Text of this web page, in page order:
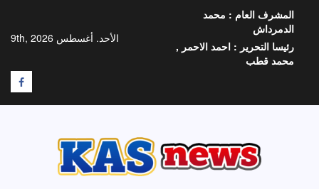
المحتوى
الأحد. أغسطس 9th, 2026
المشرف العام : محمد
الدمرداش
رئيسا التحرير : احمد الاحمر ,
محمد قطب
F